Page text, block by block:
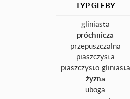
TYP GLEBY
gliniasta
próchnicza
przepuszczalna
piaszczysta
piaszczysto-gliniasta
żyzna
uboga